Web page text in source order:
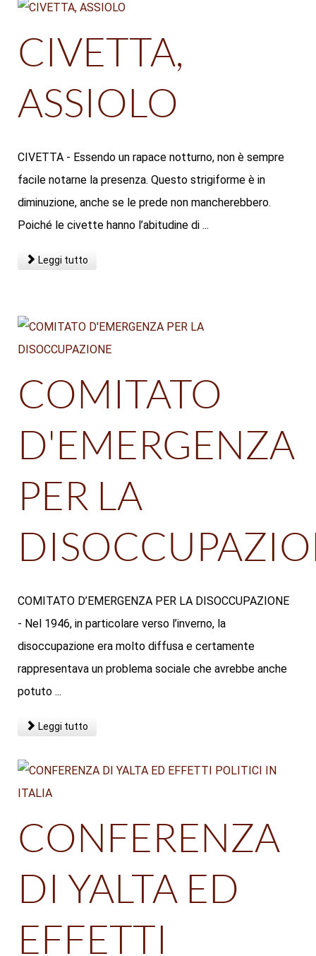
CIVETTA,
ASSIOLO
CIVETTA - Essendo un rapace notturno, non è sempre
facile notarne la presenza. Questo strigiforme è in
diminuzione, anche se le prede non mancherebbero.
Poiché le civette hanno l’abitudine di ...
Leggi tutto
COMITATO
D'EMERGENZA
PER LA
COMITATO D’EMERGENZA PER LA DISOCCUPAZIONE
- Nel 1946, in particolare verso l’inverno, la
disoccupazione era molto diffusa e certamente
rappresentava un problema sociale che avrebbe anche
potuto ...
Leggi tutto
CONFERENZA
DI YALTA ED
EFFETTI